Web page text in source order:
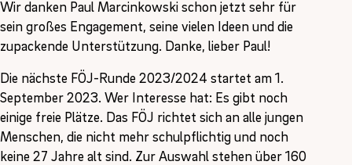
Wir danken Paul Marcinkowski schon jetzt sehr für
sein großes Engagement, seine vielen Ideen und die
zupackende Unterstützung. Danke, lieber Paul!
Die nächste FÖJ-Runde 2023/2024 startet am 1.
September 2023. Wer Interesse hat: Es gibt noch
einige freie Plätze. Das FÖJ richtet sich an alle jungen
Menschen, die nicht mehr schulpflichtig und noch
keine 27 Jahre alt sind. Zur Auswahl stehen über 160